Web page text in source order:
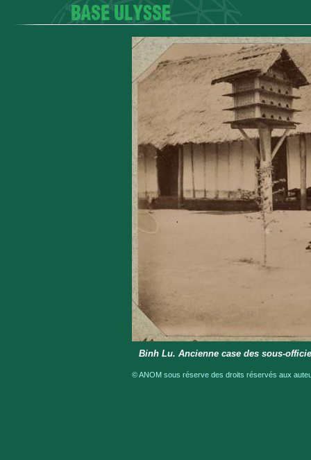
Binh Lu. Ancienne case des sous-
© ANOM sous réserve des droits réservés aux